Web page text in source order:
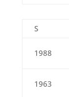
S
1988
1963